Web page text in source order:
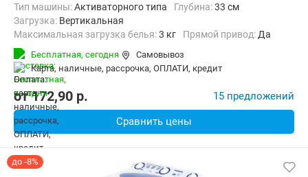
Тип машины:Активаторного типа Глубина:33 см
загрузка: Вертикальная
Максимальная загрузка белья:3 кг прямой привод: Да
Количество программ:
Материал бака:
Пластик
Дополнительные функции:
Возможность дозагрузки белья
Безопасность:
Бесплатная, сегодня
Самовывоз
карта, наличные, рассрочка, ОПЛАТИ, кредит
от172,90 p. 15 предложений
Сравнить цены
до -8%